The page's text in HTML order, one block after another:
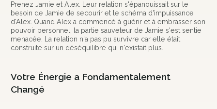
Prenez Jamie et Alex. Leur relation s'épanouissait sur le
besoin de Jamie de secourir et le schéma d'impuissance
d'Alex. Quand Alex a commencé à guérir et à embrasser son
pouvoir personnel, la partie sauveteur de Jamie s'est sentie
menacée. La relation n'a pas pu survivre car elle était
construite sur un déséquilibre qui n'existait plus.
Votre Énergie a Fondamentalement
Changé